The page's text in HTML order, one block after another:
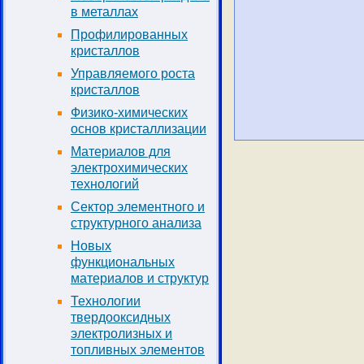
в металлах
Профилированных
кристаллов
Управляемого роста
кристаллов
Физико-химических
основ кристаллизации
Материалов для
электрохимических
технологий
Сектор элементного и
структурного анализа
Новых
функциональных
материалов и структур
Технологии
твердооксидных
электролизных и
топливных элементов